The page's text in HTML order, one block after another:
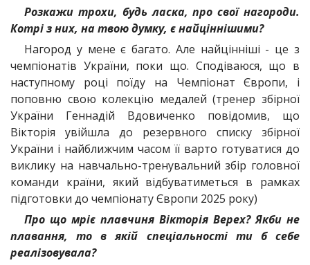
Розкажи трохи, будь ласка, про свої нагороди.
Котрі з них, на твою думку, є найціннішими?
Нагород у мене є багато. Але найцінніші - це з
чемпіонатів України, поки що. Сподіваюся, що в
наступному році поїду на Чемпіонат Європи, і
поповню свою колекцію медалей (тренер збірної
України Геннадій Вдовиченко повідомив, що
Вікторія увійшла до резервного списку збірної
України і найближчим часом її варто готуватися до
виклику на навчально-тренувальний збір головної
команди країни, який відбуватиметься в рамках
підготовки до чемпіонату Європи 2025 року)
Про що мріє плавчиня Вікторія Верех? Якби не
плавання, то в якій спеціальності ти б себе
реалізовувала?